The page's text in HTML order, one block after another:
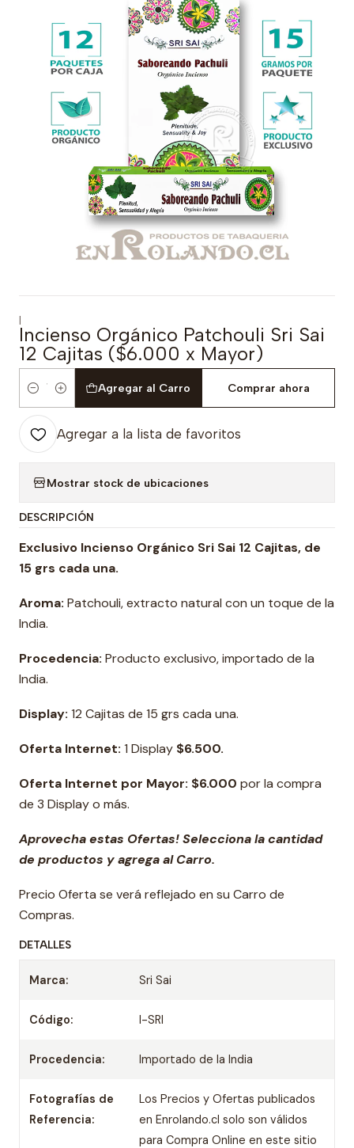
|
Incienso Orgánico Patchouli Sri Sai
12 Cajitas ($6.000 x Mayor)
Cantidad
Agregar al Carro Comprar ahora
Agregar a la lista de favoritos
Mostrar stock de ubicaciones
DESCRIPCIÓN
Exclusivo Incienso Orgánico Sri Sai 12 Cajitas, de
15 grs cada una.
Aroma: Patchouli, extracto natural con un toque de la
India.
Procedencia: Producto exclusivo, importado de la
India.
Display: 12 Cajitas de 15 grs cada una.
Oferta Internet: 1 Display $6.500.
Oferta Internet por Mayor: $6.000 por la compra
de 3 Display o más.
Aprovecha estas Ofertas! Selecciona la cantidad
de productos y agrega al Carro.
Precio Oferta se verá reflejado en su Carro de
Compras.
DETALLES
Marca: Sri Sai
Código: I-SRI
Procedencia: Importado de la India
Fotografías de
Referencia:
Los Precios y Ofertas publicados
en Enrolando.cl solo son válidos
para Compra Online en este sitio